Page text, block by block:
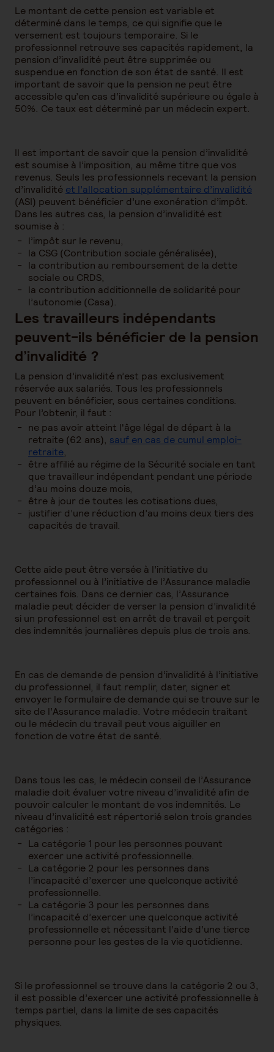
Le montant de cette pension est variable et
déterminé dans le temps, ce qui signifie que le
versement est toujours temporaire. Si le
professionnel retrouve ses capacités rapidement, la
pension d’invalidité peut être supprimée ou
suspendue en fonction de son état de santé. Il est
important de savoir que la pension ne peut être
accessible qu’en cas d’invalidité supérieure ou égale à
50%. Ce taux est déterminé par un médecin expert.
Il est important de savoir que la pension d’invalidité
est soumise à l’imposition, au même titre que vos
revenus. Seuls les professionnels recevant la pension
d’invalidité et l’allocation supplémentaire d’invalidité
(ASI) peuvent bénéficier d’une exonération d’impôt.
Dans les autres cas, la pension d’invalidité est
soumise à :
l’impôt sur le revenu,
la CSG (Contribution sociale généralisée),
la contribution au remboursement de la dette
sociale ou CRDS,
la contribution additionnelle de solidarité pour
l’autonomie (Casa).
Les travailleurs indépendants
peuvent-ils bénéficier de la pension
d’invalidité ?
La pension d’invalidité n’est pas exclusivement
réservée aux salariés. Tous les professionnels
peuvent en bénéficier, sous certaines conditions.
Pour l’obtenir, il faut :
ne pas avoir atteint l'âge légal de départ à la
retraite (62 ans), sauf en cas de cumul emploi-
retraite,
être affilié au régime de la Sécurité sociale en tant
que travailleur indépendant pendant une période
d’au moins douze mois,
être à jour de toutes les cotisations dues,
justifier d’une réduction d’au moins deux tiers des
capacités de travail.
Cette aide peut être versée à l’initiative du
professionnel ou à l’initiative de l’Assurance maladie
certaines fois. Dans ce dernier cas, l’Assurance
maladie peut décider de verser la pension d’invalidité
si un professionnel est en arrêt de travail et perçoit
des indemnités journalières depuis plus de trois ans.
En cas de demande de pension d’invalidité à l’initiative
du professionnel, il faut remplir, dater, signer et
envoyer le formulaire de demande qui se trouve sur le
site de l’Assurance maladie. Votre médecin traitant
ou le médecin du travail peut vous aiguiller en
fonction de votre état de santé.
Dans tous les cas, le médecin conseil de l’Assurance
maladie doit évaluer votre niveau d’invalidité afin de
pouvoir calculer le montant de vos indemnités. Le
niveau d’invalidité est répertorié selon trois grandes
catégories :
La catégorie 1 pour les personnes pouvant
exercer une activité professionnelle.
La catégorie 2 pour les personnes dans
l’incapacité d’exercer une quelconque activité
professionnelle.
La catégorie 3 pour les personnes dans
l’incapacité d’exercer une quelconque activité
professionnelle et nécessitant l’aide d’une tierce
personne pour les gestes de la vie quotidienne.
Si le professionnel se trouve dans la catégorie 2 ou 3,
il est possible d’exercer une activité professionnelle à
temps partiel, dans la limite de ses capacités
physiques.